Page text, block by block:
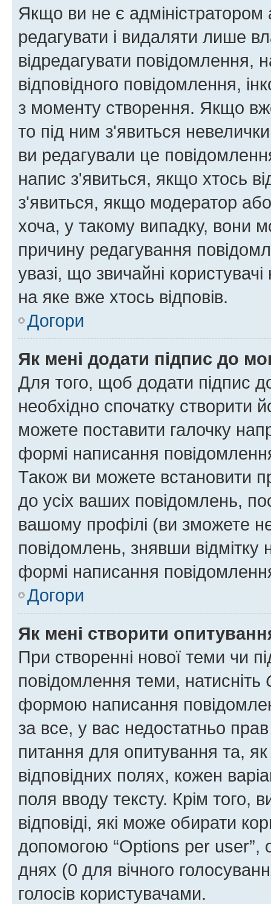
Якщо ви не є
редагувати і видаляти лише
відредагувати повідомлення,
відповідного повідомлення,
з моменту створення. Якщо
то під ним з'явиться
ви редагували це
напис з'явиться, якщо хтось
з'явиться, якщо модератор
хоча, у такому випадку, вони
причину редагування
увазі, що звичайні
на яке вже хтось відповів.
Догори
Як мені додати підпис до
Для того, щоб додати підпис
необхідно спочатку створити
можете поставити галочку
формі написання
Також ви можете встановити
до усіх ваших повідомлень,
вашому профілі (ви зможете
повідомлень, знявши відмітку
формі написання
Догори
Як мені створити
При створенні нової теми чи
повідомлення теми, натисніть
формою написання
за все, у вас недостатньо
питання для опитування та, як
відповідних полях, кожен
поля вводу тексту. Крім того,
відповіді, які може обирати
допомогою “Options per user”,
днях (0 для вічного
голосів користувачами.